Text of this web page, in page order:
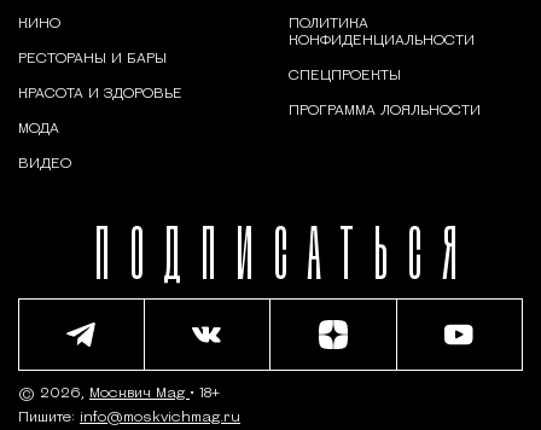
ПОДПИСАТЬСЯ
КИНО
РЕСТОРАНЫ И БАРЫ
КРАСОТА И ЗДОРОВЬЕ
МОДА
ВИДЕО
ПОЛИТИКА
КОНФИДЕНЦИАЛЬНОСТИ
СПЕЦПРОЕКТЫ
ПРОГРАММА ЛОЯЛЬНОСТИ
© 2026, Москвич Mag • 18+
Пишите: info@moskvichmag.ru